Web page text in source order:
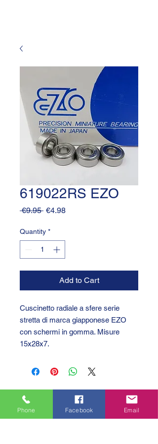
619022RS EZO
€9.95 Regular
€4.98Sale
Quantity *
Add to Cart
Cuscinetto radiale a sfere serie
stretta di marca giapponese EZO
con schermi in gomma. Misure
15x28x7.
Phone Facebook Email